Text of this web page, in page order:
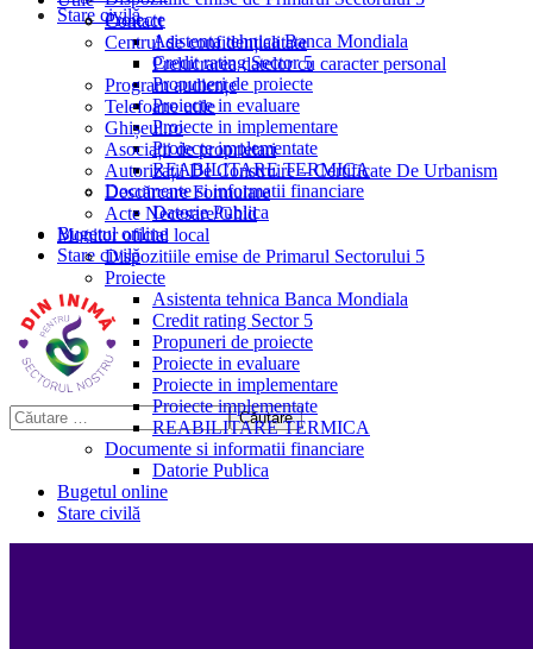
Stare civilă
Proiecte
Asistenta tehnica Banca Mondiala
Credit rating Sector 5
Propuneri de proiecte
Proiecte in evaluare
Proiecte in implementare
Proiecte implementate
REABILITARE TERMICA
Documente si informatii financiare
Datorie Publica
Bugetul online
Stare civilă
Contact
Centrul de confidențialitate
Prelucrarea datelor cu caracter personal
Program audiențe
Telefoane utile
Ghișeul.ro
Asociații de proprietari
Autorizații De Construire – Certificate De Urbanism
Descărcare Formulare
Acte Necesare/Ghid
Monitor oficial local
Dispozitiile emise de Primarul Sectorului 5
Proiecte
Asistenta tehnica Banca Mondiala
Credit rating Sector 5
Propuneri de proiecte
Proiecte in evaluare
Proiecte in implementare
Proiecte implementate
REABILITARE TERMICA
Documente si informatii financiare
Datorie Publica
Bugetul online
Stare civilă